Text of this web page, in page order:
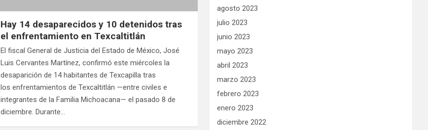
Hay 14 desaparecidos y 10 detenidos tras
el enfrentamiento en Texcaltitlán
El fiscal General de Justicia del Estado de México, José
Luis Cervantes Martínez, confirmó este miércoles la
desaparición de 14 habitantes de Texcapilla tras
los enfrentamientos de Texcaltitlán —entre civiles e
integrantes de la Familia Michoacana— el pasado 8 de
diciembre. Durante…
agosto 2023
julio 2023
junio 2023
mayo 2023
abril 2023
marzo 2023
febrero 2023
enero 2023
diciembre 2022